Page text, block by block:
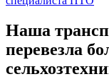
Наша
перевезла